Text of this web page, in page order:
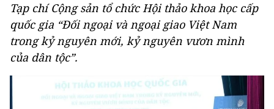
Tạp chí Cộng sản tổ chức Hội thảo khoa học cấp
quốc gia “Đối ngoại và ngoại giao Việt Nam
trong kỷ nguyên mới, kỷ nguyên vươn mình
của dân tộc”.